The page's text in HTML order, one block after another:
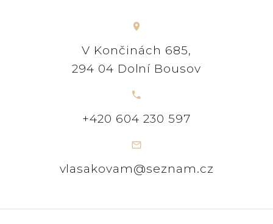
V Končinách 685,
294 04 Dolní Bousov
+420 604 230 597
vlasakovam@seznam.cz